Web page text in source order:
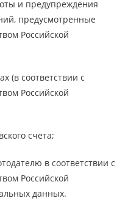
и предупреждения
предусмотренные
Российской
(в соответствии с
Российской
счета;
в соответствии с
Российской
данных.